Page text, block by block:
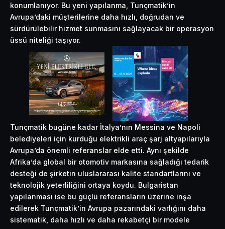
konumlanıyor. Bu yeni yapılanma, Tunçmatik’in
Avrupa’daki müşterilerine daha hızlı, doğrudan ve
sürdürülebilir hizmet sunmasını sağlayacak bir operasyon
üssü niteliği taşıyor.
Tunçmatik bugüne kadar İtalya’nın Messina ve Napoli
belediyeleri için kurduğu elektrikli araç şarj altyapılarıyla
Avrupa’da önemli referanslar elde etti. Aynı şekilde
Afrika’da global bir otomotiv markasına sağladığı tedarik
desteği de şirketin uluslararası kalite standartlarını ve
teknolojik yeterliliğini ortaya koydu. Bulgaristan
yapılanması ise bu güçlü referansların üzerine inşa
edilerek Tunçmatik’in Avrupa pazarındaki varlığını daha
sistematik, daha hızlı ve daha rekabetçi bir modele